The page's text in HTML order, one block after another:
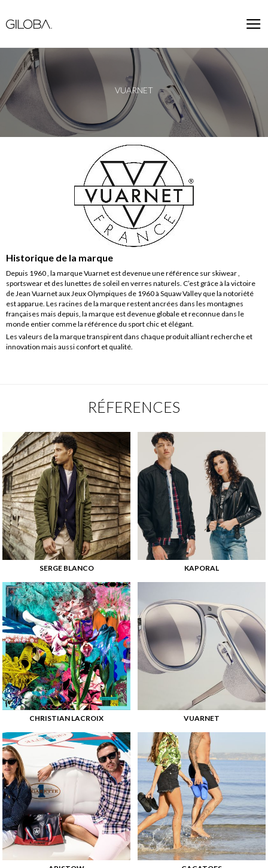
VUARNET
Historique de la marque
Depuis 1960 , la marque Vuarnet est devenue une référence sur skiwear ,
sportswear et des lunettes de soleil en verres naturels. C’est grâce à la victoire
de Jean Vuarnet aux Jeux Olympiques de 1960 à Squaw Valley que la notoriété
est apparue. Les racines de la marque restent ancrées dans les montagnes
françaises mais depuis, la marque est devenue globale et reconnue dans le
monde entier comme la référence du sport chic et élégant.
Les valeurs de la marque transpirent dans chaque produit alliant recherche et
innovation mais aussi confort et qualité.
RÉFERENCES
SERGE BLANCO KAPORAL
CHRISTIAN LACROIX VUARNET